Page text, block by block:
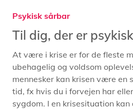
Psykisk sårbar
Til dig, der er
At være i krise er for de fleste
ubehagelig og voldsom
mennesker kan krisen være
tid, fx hvis du i forvejen har
sygdom. I en krisesituation